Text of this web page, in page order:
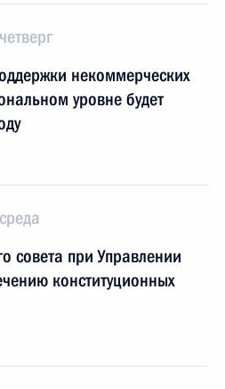
некоммерческих
уровне будет
совета при Управлении
конституционных